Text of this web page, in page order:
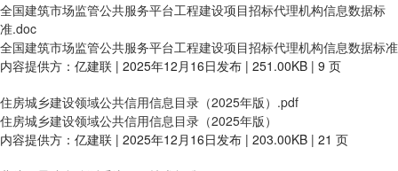
全国建筑市场监管公共服务平台工程建设项目招标代理机构信息数据标
准.doc
全国建筑市场监管公共服务平台工程建设项目招标代理机构信息数据标准
内容提供方：亿建联 | 2025年12月16日发布 | 251.00KB | 9 页
住房城乡建设领域公共信用信息目录（2025年版）.pdf
住房城乡建设领域公共信用信息目录（2025年版）
内容提供方：亿建联 | 2025年12月16日发布 | 203.00KB | 21 页